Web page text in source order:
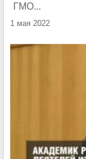
ГМО...
1 мая 2022